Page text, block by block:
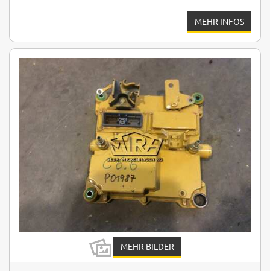
MEHR INFOS
MEHR BILDER